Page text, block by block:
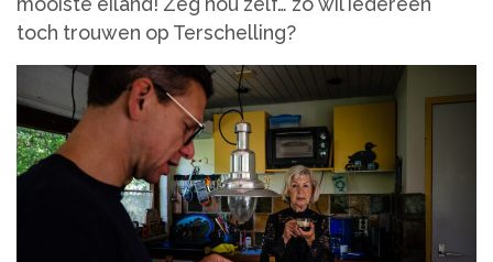
toch trouwen op Terschelling?